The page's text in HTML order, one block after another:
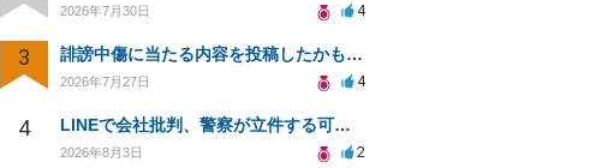
2026年7月30日 4
3 誹謗中傷に当たる内容を投稿したかもしれない。開示請求や民事刑事裁判に発展しうるのか教えて欲しい。
2026年7月27日 4
4 LINEで会社批判、警察が立件する可能性は？
2026年8月3日 2